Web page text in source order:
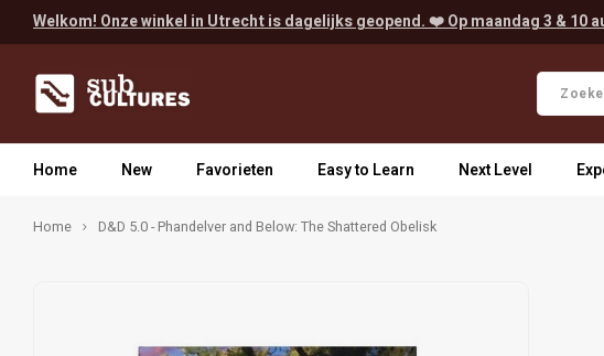
Welkom! Onze winkel in Utrecht is dagelijks geopend. ❤️ Op maandag 3 & 10
Home New Favorieten Easy to Learn Next Level
Home D&D 5.0 - Phandelver and Below: The Shattered Obelisk